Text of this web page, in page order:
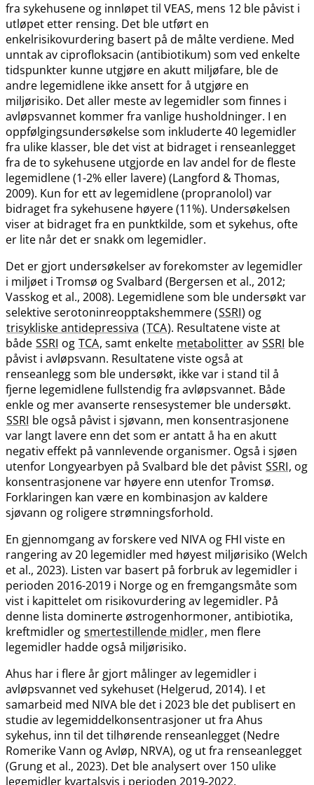
fra sykehusene og innløpet til VEAS, mens 12 ble påvist i
utløpet etter rensing. Det ble utført en
enkelrisikovurdering basert på de målte verdiene. Med
unntak av ciprofloksacin (antibiotikum) som ved enkelte
tidspunkter kunne utgjøre en akutt miljøfare, ble de
andre legemidlene ikke ansett for å utgjøre en
miljørisiko. Det aller meste av legemidler som finnes i
avløpsvannet kommer fra vanlige husholdninger. I en
oppfølgingsundersøkelse som inkluderte 40 legemidler
fra ulike klasser, ble det vist at bidraget i renseanlegget
fra de to sykehusene utgjorde en lav andel for de fleste
legemidlene (1-2% eller lavere) (Langford & Thomas,
2009). Kun for ett av legemidlene (propranolol) var
bidraget fra sykehusene høyere (11%). Undersøkelsen
viser at bidraget fra en punktkilde, som et sykehus, ofte
er lite når det er snakk om legemidler.
Det er gjort undersøkelser av forekomster av legemidler
i miljøet i Tromsø og Svalbard (Bergersen et al., 2012;
Vasskog et al., 2008). Legemidlene som ble undersøkt var
selektive serotoninreopptakshemmere (SSRI) og
trisykliske antidepressiva (TCA). Resultatene viste at
både SSRI og TCA, samt enkelte metabolitter av SSRI ble
påvist i avløpsvann. Resultatene viste også at
renseanlegg som ble undersøkt, ikke var i stand til å
fjerne legemidlene fullstendig fra avløpsvannet. Både
enkle og mer avanserte rensesystemer ble undersøkt.
SSRI ble også påvist i sjøvann, men konsentrasjonene
var langt lavere enn det som er antatt å ha en akutt
negativ effekt på vannlevende organismer. Også i sjøen
utenfor Longyearbyen på Svalbard ble det påvist SSRI, og
konsentrasjonene var høyere enn utenfor Tromsø.
Forklaringen kan være en kombinasjon av kaldere
sjøvann og roligere strømningsforhold.
En gjennomgang av forskere ved NIVA og FHI viste en
rangering av 20 legemidler med høyest miljørisiko (Welch
et al., 2023). Listen var basert på forbruk av legemidler i
perioden 2016-2019 i Norge og en fremgangsmåte som
vist i kapittelet om risikovurdering av legemidler. På
denne lista dominerte østrogenhormoner, antibiotika,
kreftmidler og smertestillende midler, men flere
legemidler hadde også miljørisiko.
Ahus har i flere år gjort målinger av legemidler i
avløpsvannet ved sykehuset (Helgerud, 2014). I et
samarbeid med NIVA ble det i 2023 ble det publisert en
studie av legemiddelkonsentrasjoner ut fra Ahus
sykehus, inn til det tilhørende renseanlegget (Nedre
Romerike Vann og Avløp, NRVA), og ut fra renseanlegget
(Grung et al., 2023). Det ble analysert over 150 ulike
legemidler kvartalsvis i perioden 2019-2022.